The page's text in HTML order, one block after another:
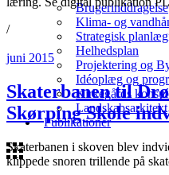
Brugerinddragelse
Klima- og
Strategisk
Helhedsplan
Projektering og
Idéoplæg og
Kirkegårds
Landskabsarkitekt
Publikationer
/
juni 2015
Skaterbanen til
Skørping Skole
Skaterbanen i skoven blev
klippede snoren trillende på